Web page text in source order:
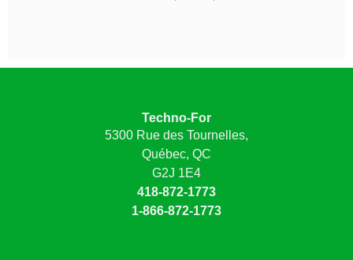
Techno-For
5300 Rue des Tournelles,
Québec, QC
G2J 1E4
418-872-1773
1-866-872-1773